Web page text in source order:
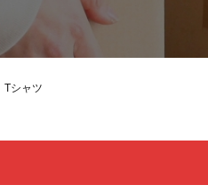
Tシャツ